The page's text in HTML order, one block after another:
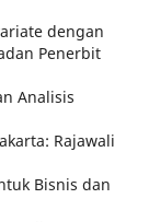
dengan
Penerbit
Analisis
Rajawali
Bisnis dan